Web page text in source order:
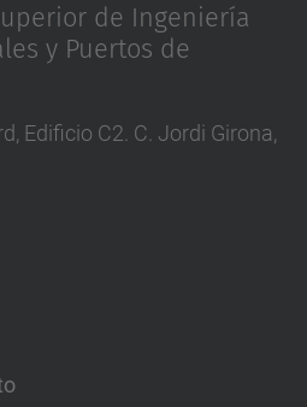
de Ingeniería
y Puertos de
Edificio C2. C. Jordi Girona,